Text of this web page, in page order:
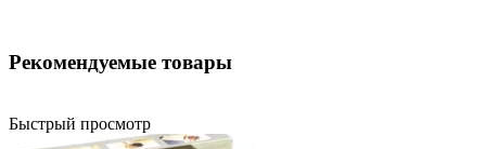
Рекомендуемые товары
Быстрый просмотр